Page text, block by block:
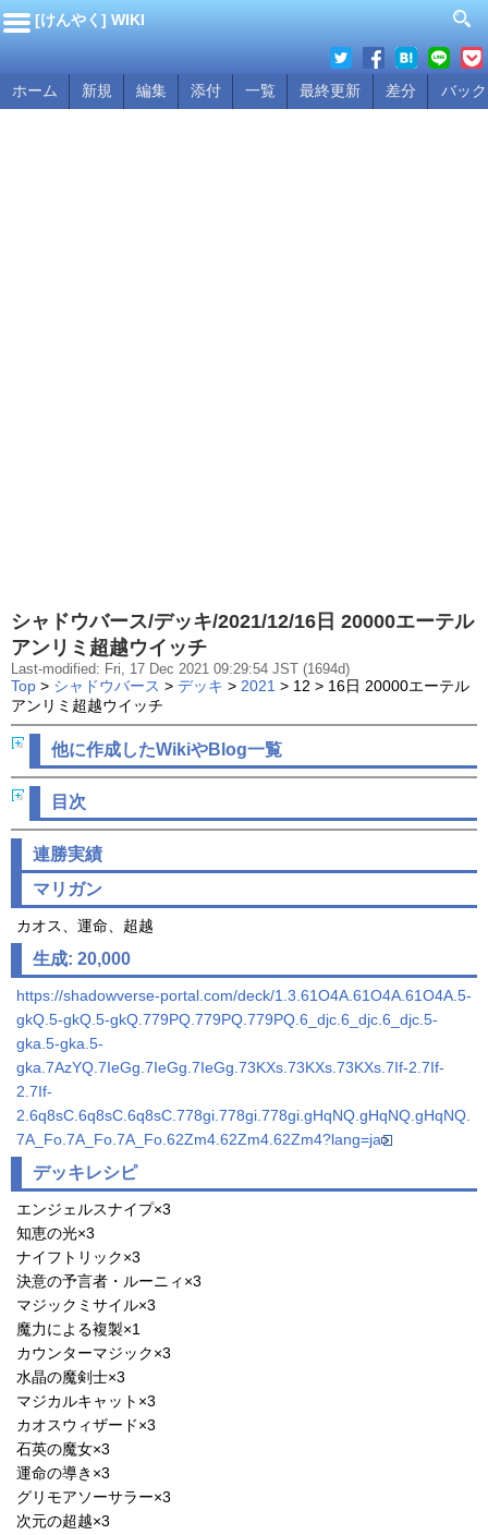
[けんやく] WIKI
ホーム 新規 編集 添付 一覧 最終更新 差分 バッ
シャドウバース/デッキ/2021/12/16日 20000エーテル
アンリミ超越ウイッチ
Last-modified: Fri, 17 Dec 2021 09:29:54 JST (1694d)
Top > シャドウバース > デッキ > 2021 > 12 > 16日 20000エーテル
アンリミ超越ウイッチ
他に作成したWikiやBlog一覧
目次
連勝実績
マリガン
カオス、運命、超越
生成: 20,000
https://shadowverse-portal.com/deck/1.3.61O4A.61O4A.61O4A.5-
gkQ.5-gkQ.5-gkQ.779PQ.779PQ.779PQ.6_djc.6_djc.6_djc.5-
gka.5-gka.5-
gka.7AzYQ.7IeGg.7IeGg.7IeGg.73KXs.73KXs.73KXs.7If-2.7If-
2.7If-
2.6q8sC.6q8sC.6q8sC.778gi.778gi.778gi.gHqNQ.gHqNQ.gHqNQ.
7A_Fo.7A_Fo.7A_Fo.62Zm4.62Zm4.62Zm4?lang=ja
デッキレシピ
エンジェルスナイプ×3
知恵の光×3
ナイフトリック×3
決意の予言者・ルーニィ×3
マジックミサイル×3
魔力による複製×1
カウンターマジック×3
水晶の魔剣士×3
マジカルキャット×3
カオスウィザード×3
石英の魔女×3
運命の導き×3
グリモアソーサラー×3
次元の超越×3